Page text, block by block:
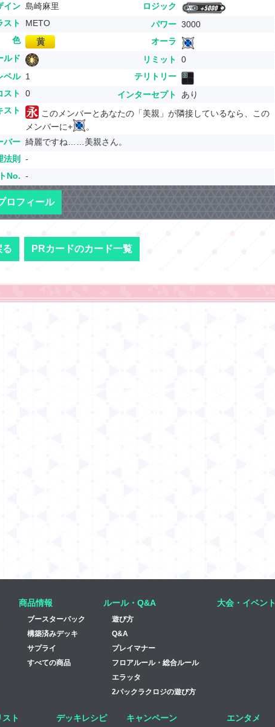
イン 島崎麻里
スト
METO
色
ルド
ベル 1
スト
0
ロジック
パワー 3000
オーラ
リミット
0
テリトリー
インターセプト
あり
スト
このメンバーとあなたの「美親」が隣接しているなら、この
メンバーに+
。
バー 綺麗ですね……美親さん。
法則
-
No. -
ロフィール
る PRカードのカード一覧
商品情報
ブースターパック
構築済みデッキ
サプライ
すべての商品
ルール・Q&A
遊び方
Q&A
プレイマナー
フロアルール・総合ルール
エラッタ
2パックラクロジの遊び方
大会・イベント
ト デッキレシピ キャンペーン エンタメ